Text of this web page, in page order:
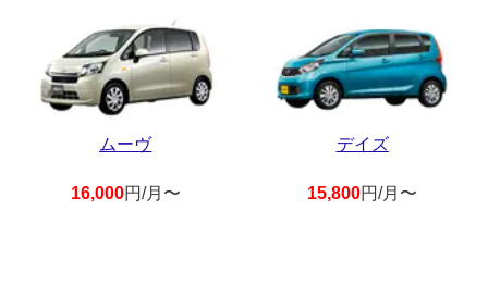
ムーヴ
16,000円/月〜
デイズ
15,800円/月〜